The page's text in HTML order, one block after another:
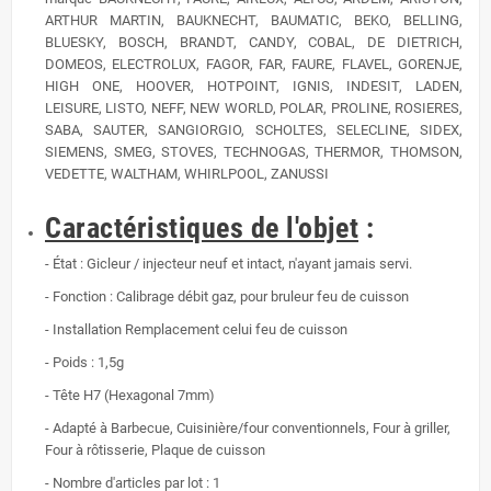
ARTHUR MARTIN, BAUKNECHT, BAUMATIC, BEKO, BELLING,
BLUESKY, BOSCH, BRANDT, CANDY, COBAL, DE DIETRICH,
DOMEOS, ELECTROLUX, FAGOR, FAR, FAURE, FLAVEL, GORENJE,
HIGH ONE, HOOVER, HOTPOINT, IGNIS, INDESIT, LADEN,
LEISURE, LISTO, NEFF, NEW WORLD, POLAR, PROLINE, ROSIERES,
SABA, SAUTER, SANGIORGIO, SCHOLTES, SELECLINE, SIDEX,
SIEMENS, SMEG, STOVES, TECHNOGAS, THERMOR, THOMSON,
VEDETTE, WALTHAM, WHIRLPOOL, ZANUSSI
Caractéristiques de l'objet :
- État : Gicleur / injecteur neuf et intact, n'ayant jamais servi.
- Fonction : Calibrage débit gaz, pour bruleur feu de cuisson
- Installation Remplacement celui feu de cuisson
- Poids : 1,5g
- Tête H7 (Hexagonal 7mm)
- Adapté à Barbecue, Cuisinière/four conventionnels, Four à griller,
Four à rôtisserie, Plaque de cuisson
- Nombre d'articles par lot : 1